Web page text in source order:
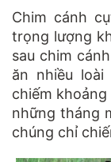
Chim cánh
trọng lượng
sau chim
ăn nhiều
chiếm
những tháng
chúng chỉ